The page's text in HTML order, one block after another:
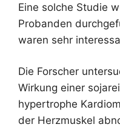
Eine solche Studie
Probanden
waren sehr
Die Forscher
Wirkung einer
hypertrophe
der Herzmuskel